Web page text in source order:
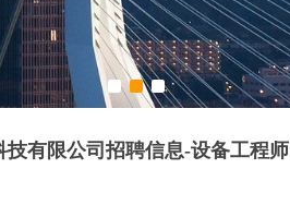
技有限公司招聘信息-设备工程师